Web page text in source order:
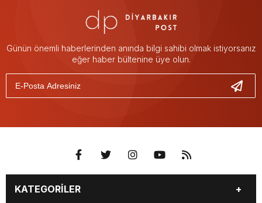
Günün önemli haberlerinden anında bilgi sahibi olmak istiyorsanız
eğer haber bültenine üye olun.
KATEGORİLER